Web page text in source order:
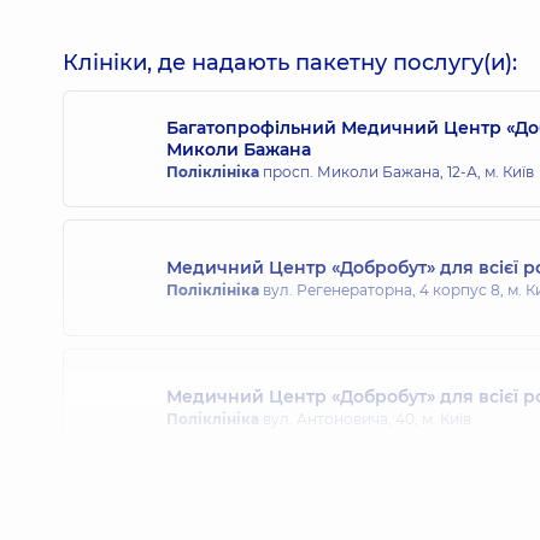
Білаш Наталія Миколаївна
Терапевт; Гастроентеролог, 17 років досвіду
Бова Анастасія Вікторівна
Педіатр; Алерголог дитячий, 26 років досвіду
Болоткін Юрій Петрович
Клініки, де надають пакетну послугу(и):
Багатопрофільний Медичний Центр
Миколи Бажана
Поліклініка просп. Миколи Бажана, 12-А, м. Київ
Медичний Центр «Добробут» для всієї
Поліклініка вул. Регенераторна, 4 корпус 8, м.
Медичний Центр «Добробут» для всієї
Поліклініка вул. Антоновича, 40, м. Київ